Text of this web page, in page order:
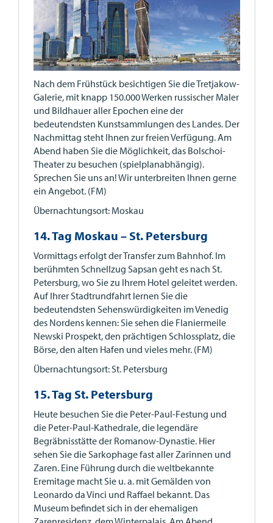
Nach dem Frühstück besichtigen Sie die Tretjakow-
Galerie, mit knapp 150.000 Werken russischer Maler
und Bildhauer aller Epochen eine der
bedeutendsten Kunstsammlungen des Landes. Der
Nachmittag steht Ihnen zur freien Verfügung. Am
Abend haben Sie die Möglichkeit, das Bolschoi-
Theater zu besuchen (spielplanabhängig).
Sprechen Sie uns an! Wir unterbreiten Ihnen gerne
ein Angebot. (FM)
Übernachtungsort: Moskau
14. Tag Moskau – St. Petersburg
Vormittags erfolgt der Transfer zum Bahnhof. Im
berühmten Schnellzug Sapsan geht es nach St.
Petersburg, wo Sie zu Ihrem Hotel geleitet werden.
Auf Ihrer Stadtrundfahrt lernen Sie die
bedeutendsten Sehenswürdigkeiten im Venedig
des Nordens kennen: Sie sehen die Flaniermeile
Newski Prospekt, den prächtigen Schlossplatz, die
Börse, den alten Hafen und vieles mehr. (FM)
Übernachtungsort: St. Petersburg
15. Tag St. Petersburg
Heute besuchen Sie die Peter-Paul-Festung und
die Peter-Paul-Kathedrale, die legendäre
Begräbnisstätte der Romanow-Dynastie. Hier
sehen Sie die Sarkophage fast aller Zarinnen und
Zaren. Eine Führung durch die weltbekannte
Eremitage macht Sie u. a. mit Gemälden von
Leonardo da Vinci und Raffael bekannt. Das
Museum befindet sich in der ehemaligen